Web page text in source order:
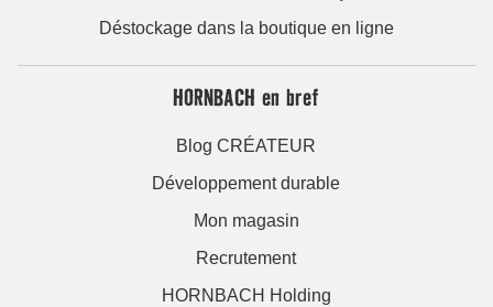
Déstockage dans la boutique en ligne
HORNBACH en bref
Blog CRÉATEUR
Développement durable
Mon magasin
Recrutement
HORNBACH Holding